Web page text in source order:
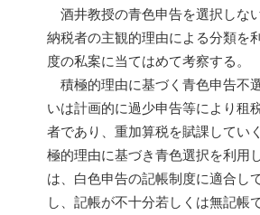
酒井教授の青色申告を選択しな
納税者の主観的理由による分類を
度の私案に当てはめて考察する。
積極的理由に基づく青色申告不
いは計画的に過少申告等により租
者であり、重加算税を賦課してい
極的理由に基づき青色選択を利用
は、白色申告の記帳制度に適合し
し、記帳が不十分若しくは無記帳